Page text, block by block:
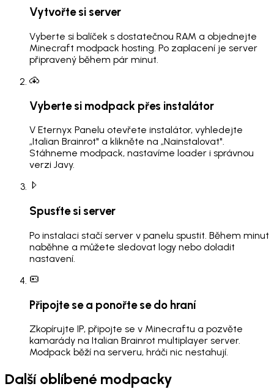
Vytvořte si server
Vyberte si balíček s dostatečnou RAM a objednejte
Minecraft modpack hosting. Po zaplacení je server
připravený během pár minut.
Vyberte si modpack přes instalátor
V Eternyx Panelu otevřete instalátor, vyhledejte
„Italian Brainrot" a klikněte na „Nainstalovat".
Stáhneme modpack, nastavíme loader i správnou
verzi Javy.
Spusťte si server
Po instalaci stačí server v panelu spustit. Během minut
naběhne a můžete sledovat logy nebo doladit
nastavení.
Připojte se a ponořte se do hraní
Zkopírujte IP, připojte se v Minecraftu a pozvěte
kamarády na Italian Brainrot multiplayer server.
Modpack běží na serveru, hráči nic nestahují.
Další oblíbené modpacky